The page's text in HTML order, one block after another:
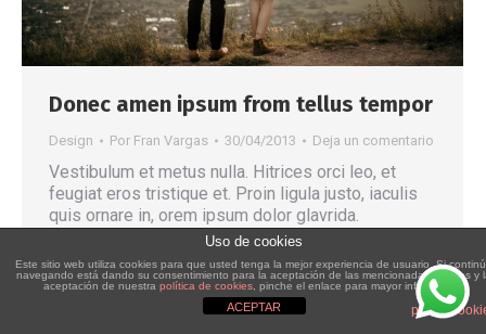
Donec amen ipsum from tellus tempor
Design Por Fran Vargas 30/04/2013 Deja un comentario
Vestibulum et metus nulla. Hitrices orci leo, et
feugiat eros tristique et. Proin ligula justo, iaculis
quis ornare in, orem ipsum dolor glavrida.
Uso de cookies
Este sitio web utiliza cookies para que usted tenga la mejor experiencia de usuario. Si
navegando está dando su consentimiento para la aceptación de las mencionadas cookies y
aceptación de nuestra política de cookies, pinche el enlace para mayor información.
plugin
ACEPTAR